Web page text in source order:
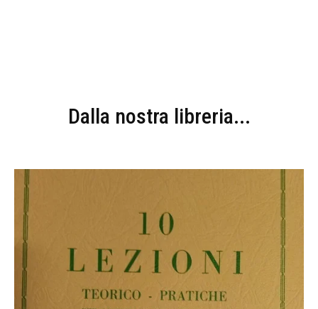
Dalla nostra libreria...